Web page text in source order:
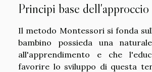
Principi base
Il metodo Montessori si fonda
bambino possieda una
all'apprendimento e che
favorire lo sviluppo di questa